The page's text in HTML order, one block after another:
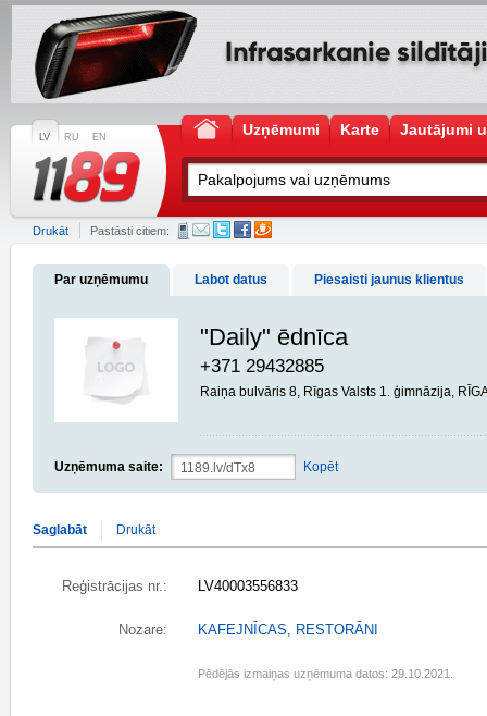
LV RU EN Uzņēmumi Karte Jautājumi
Drukāt Pastāsti citiem:
Par uzņēmumu Labot datus Piesaisti jaunus klientus
"Daily" ēdnīca
+371 29432885
Raiņa bulvāris 8, Rīgas Valsts 1. ģimnāzija,
Uzņēmuma saite: Kopēt
Saglabāt Drukāt
Reģistrācijas nr.: LV40003556833
Nozare: KAFEJNĪCAS, RESTORĀNI
Pēdējās izmaiņas uzņēmuma datos: 29.10.2021.